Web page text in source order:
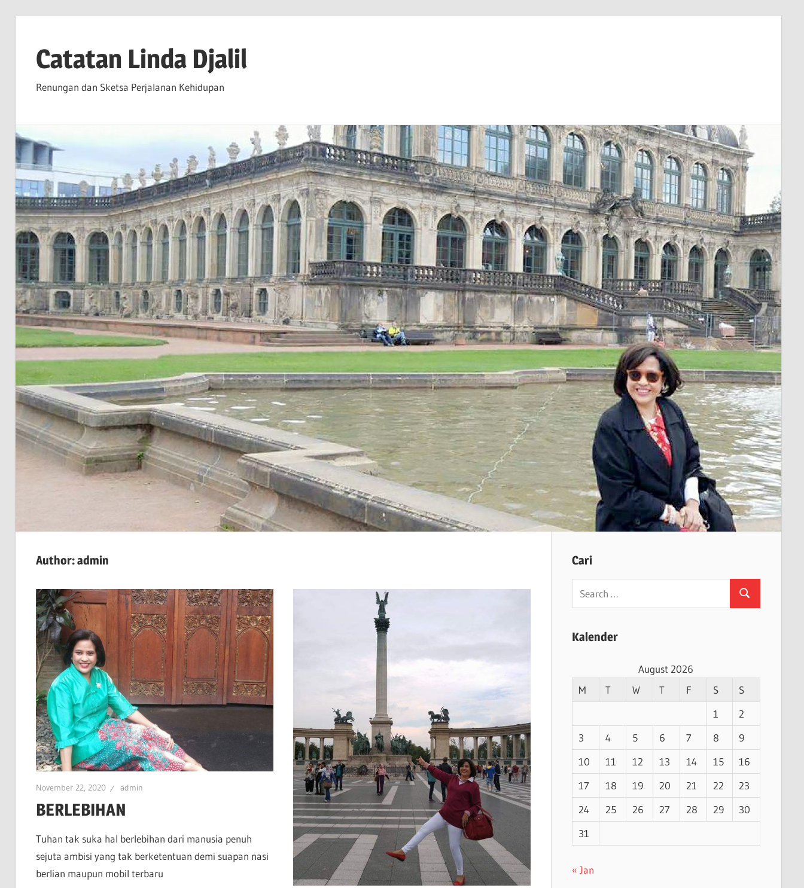
contentCatatan Linda Djalil
Renungan dan Sketsa Perjalanan Kehidupan
Author:admin
November 22, 2020 admin
BERLEBIHAN
Tuhan tak suka hal berlebihan dari manusia penuh
sejuta ambisi yang tak berketentuan demi suapan nasi
berlian maupun mobil terbaru
Cari
Search
Kalender
August 2026
M
T W T F S
S
1
2
3
4 5 6 7 8
9
10
11 12 13 14 15
16
17
18 19 20 21 22
23
24
25 26 27 28 29
30
31
« Jan